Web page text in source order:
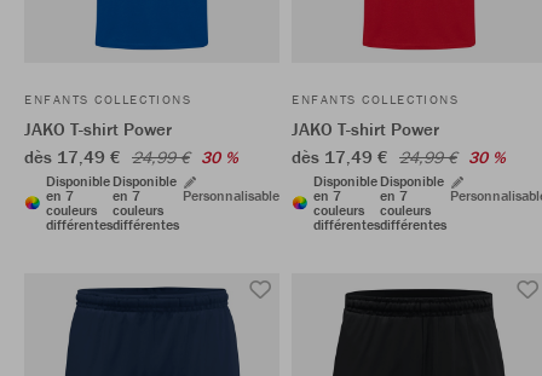
ENFANTS COLLECTIONS
JAKO T-shirt Power
dès 17,49 € 24,99 € 30 %
Disponible
en 7
couleurs
différentes
Disponible
en 7
couleurs
différentes
Personnalisable
ENFANTS COLLECTIONS
JAKO T-shirt Power
dès 17,49 € 24,99 € 30 %
Disponible
en 7
couleurs
différentes
Disponible
en 7
couleurs
différentes